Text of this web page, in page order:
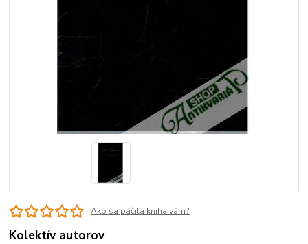
Ako sa páčila kniha vám?
Kolektív autorov